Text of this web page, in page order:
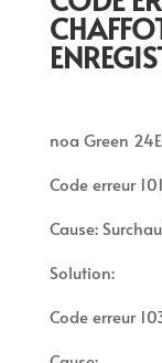
noa Green
Code erreur
Cause:
Solution:
Code erreur